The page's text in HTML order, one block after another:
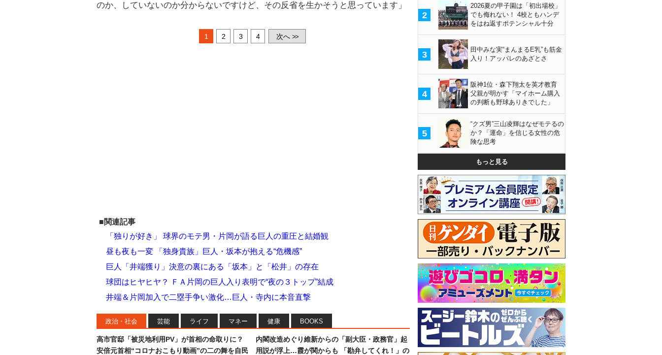
のか、していないのか分からないですけど、その反省を生かそうと思っています」
1 2 3 4 次へ >>
■関連記事
「独りが好き」 球界のモテ男・片岡が語る巨人の重圧と結婚観
昼も夜も一変 「独身貴族」巨人・坂本が抱える“危機感”
巨人「井端獲り」決意の裏にある「坂本」と「松井」の存在
球団はヒヤヒヤ？ ＦＡ片岡の巨人入り表明で“夜の３トップ”結成
井端＆片岡加入で二塁手争い激化…巨人・寺内に本音直撃
政治・社会 芸能 ライフ マネー 健康 BOOKS
高市官邸「被災地利用PV」が首相の命取りに？
安倍元首相“コロナおこもり動画”の二の舞を自民
内閣改造めぐり維新からの「副大臣・政務官」起
用説が浮上…霞が関からも 「勘弁してくれ！」の
2
2026夏の甲子園は「初出場校」
でも侮れない！ 4校ともハンデ
をはね返すポテンシャル十分
3
田中みな実“まんまるE乳”も筋金
入り！アッパレのあざとさ
4
阪神1位・森下翔太を英才教育
父親が明かす「マイホーム購入
の判断も野球ありきでした」
5
“クズ男”三山凌輝はなぜモテるの
か？「運命」を信じる女性の危
険な思考
もっと見る